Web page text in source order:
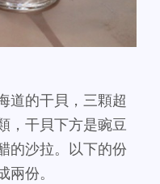
道的干貝，三顆超
，干貝下方是豌豆
的沙拉。以下的份
份。